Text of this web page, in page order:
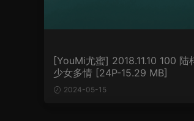
[YouMi尤蜜] 2018.11.10 100 陆
少女多情 [24P-15.29 MB]
2024-05-15